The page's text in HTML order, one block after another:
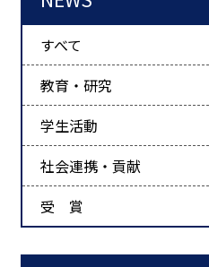
すべて
教育・研究
学生活動
社会連携・貢献
受 賞